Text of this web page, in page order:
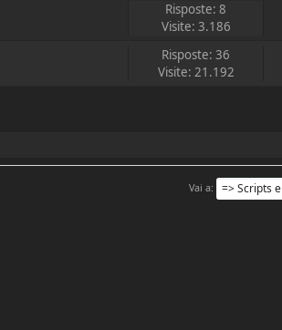
Risposte: 8
Visite: 3.186
Risposte: 36
Visite: 21.192
Vai a